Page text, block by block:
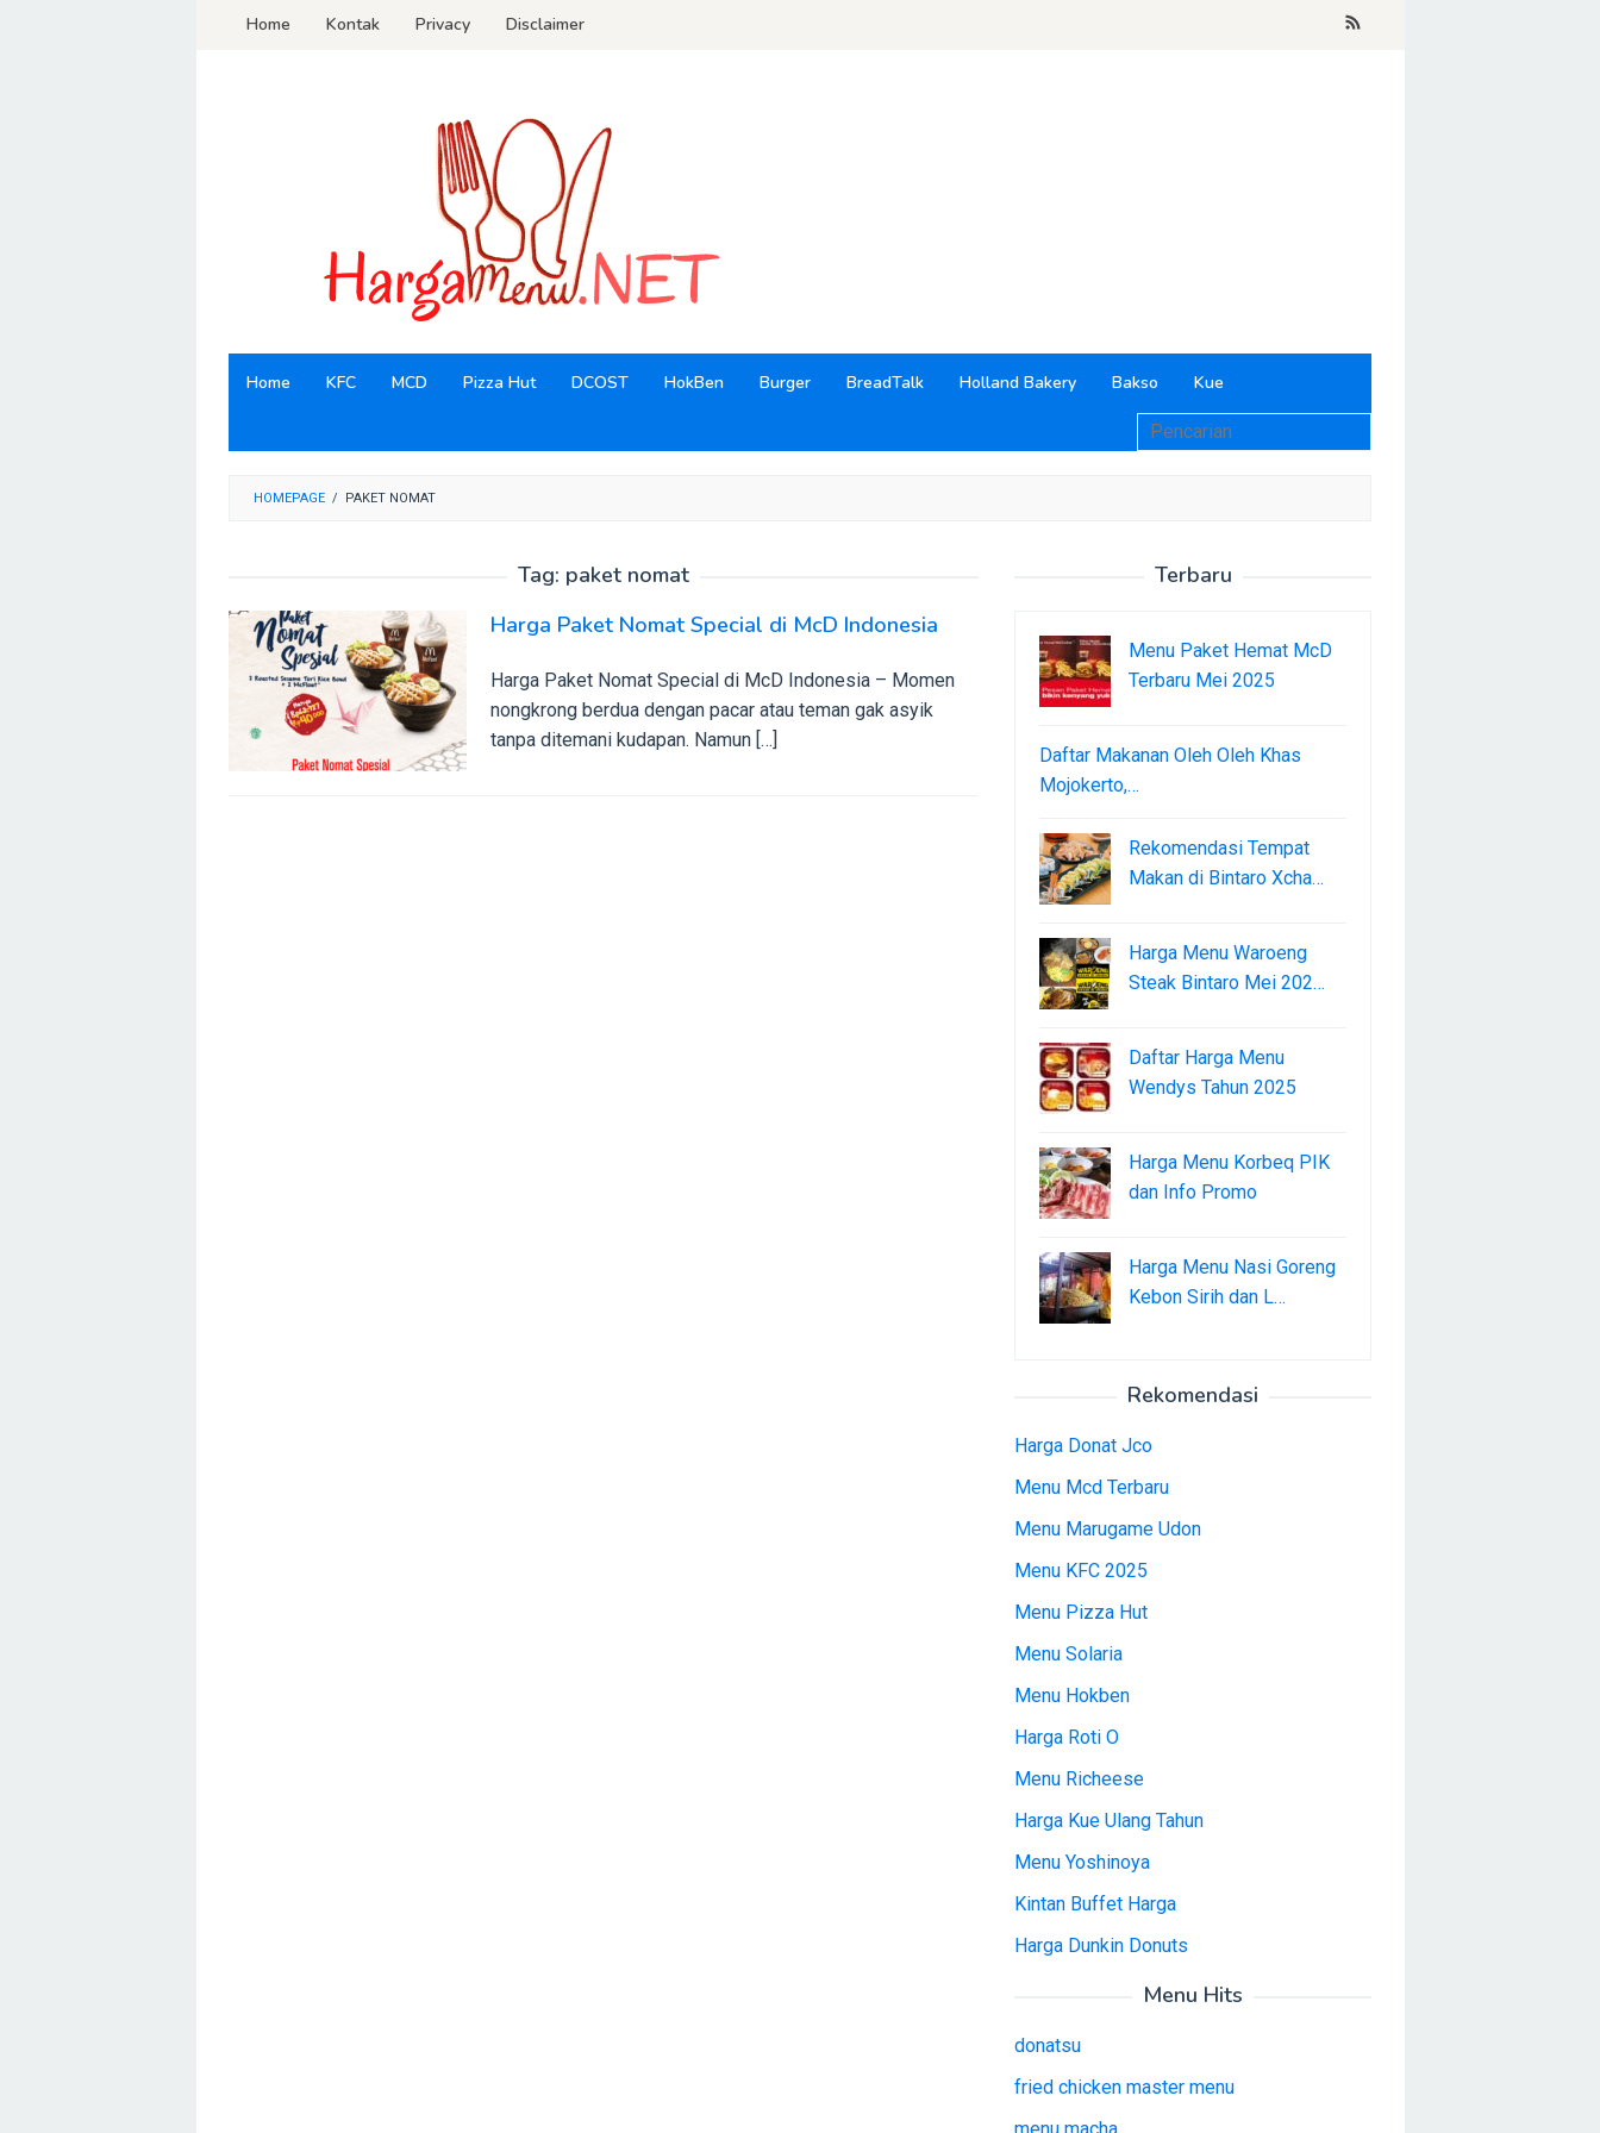
LoncatHome Kontak Privacy Disclaimer
Home KFC MCD Pizza Hut DCOST HokBen Burger BreadTalk Holland Bakery Bakso Kue
HOMEPAGE / PAKET NOMAT
Tag: paket nomat
Harga Paket Nomat Special di McD Indonesia
Harga Paket Nomat Special di McD Indonesia – Momen
nongkrong berdua dengan pacar atau teman gak asyik
tanpa ditemani kudapan. Namun […]
Terbaru
Menu Paket Hemat McD
Terbaru Mei 2025
Daftar Makanan Oleh Oleh Khas
Mojokerto,…
Rekomendasi Tempat
Makan di Bintaro Xcha…
Harga Menu Waroeng
Steak Bintaro Mei 202…
Daftar Harga Menu
Wendys Tahun 2025
Harga Menu Korbeq PIK
dan Info Promo
Harga Menu Nasi Goreng
Kebon Sirih dan L…
Rekomendasi
Harga Donat Jco
Menu Mcd Terbaru
Menu Marugame Udon
Menu KFC 2025
Menu Pizza Hut
Menu Solaria
Menu Hokben
Harga Roti O
Menu Richeese
Harga Kue Ulang Tahun
Menu Yoshinoya
Kintan Buffet Harga
Harga Dunkin Donuts
Menu Hits
donatsu
fried chicken master menu